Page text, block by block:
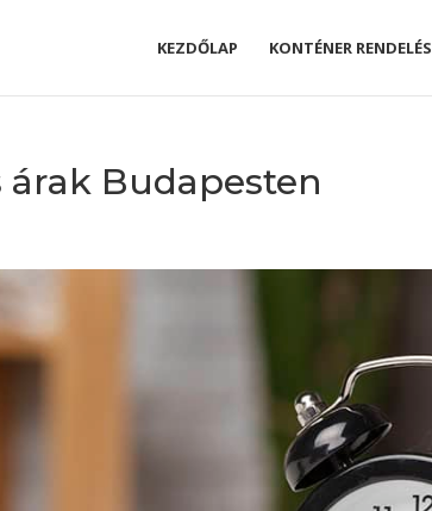
KEZDŐLAP KONTÉNER RENDELÉS
Budapesten